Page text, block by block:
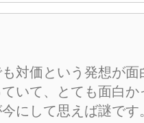
対価という発想が面
いて、とても面白か
にして思えば謎です